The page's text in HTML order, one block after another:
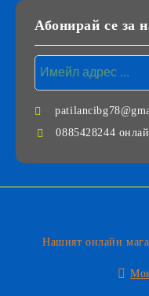
Абонирай се за
0885428244
Нашият онлайн